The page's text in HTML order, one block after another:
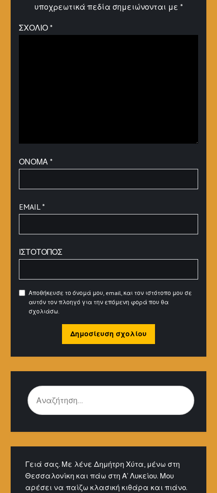
υποχρεωτικά πεδία σημειώνονται με *
ΣΧΌΛΙΟ *
ΌΝΟΜΑ *
EMAIL*
ΙΣΤΌΤΟΠΟΣ
Αποθήκευσε το όνομά μου, email, και τον ιστότοπο μου σε
αυτόν τον πλοηγό για την επόμενη φορά που θα
σχολιάσω.
ΑΝΑΖΉΤΗΣΗ
ΓΙΑ:
Γειά σας. Με λένε Δημήτρη Χύτα, μένω στη
Θεσσαλονίκη και πάω στη Α' Λυκείου. Μου
αρέσει να παίζω κλασική κιθάρα και πιάνο.